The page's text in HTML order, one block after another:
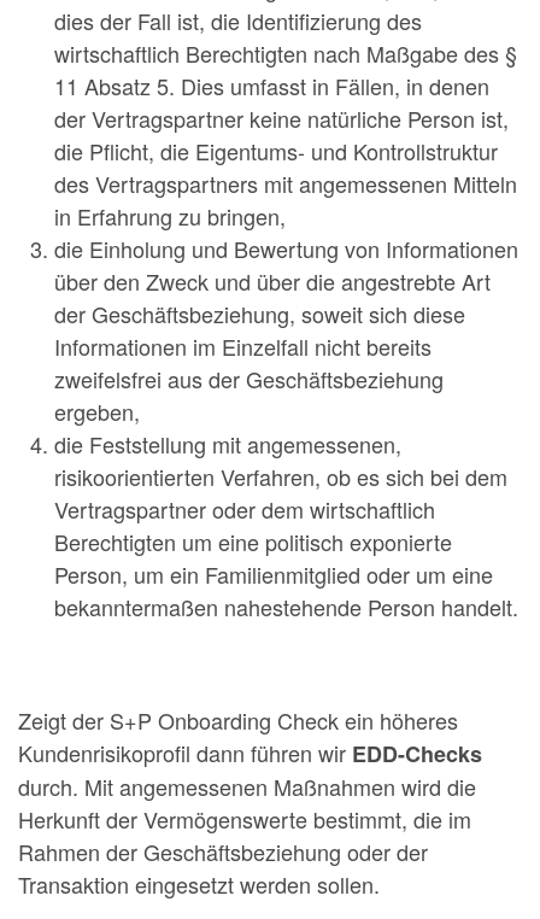
dies der Fall ist, die Identifizierung des
wirtschaftlich Berechtigten nach Maßgabe des §
11 Absatz 5. Dies umfasst in Fällen, in denen
der Vertragspartner keine natürliche Person ist,
die Pflicht, die Eigentums- und Kontrollstruktur
des Vertragspartners mit angemessenen Mitteln
in Erfahrung zu bringen,
die Einholung und Bewertung von Informationen
über den Zweck und über die angestrebte Art
der Geschäftsbeziehung, soweit sich diese
Informationen im Einzelfall nicht bereits
zweifelsfrei aus der Geschäftsbeziehung
ergeben,
die Feststellung mit angemessenen,
risikoorientierten Verfahren, ob es sich bei dem
Vertragspartner oder dem wirtschaftlich
Berechtigten um eine politisch exponierte
Person, um ein Familienmitglied oder um eine
bekanntermaßen nahestehende Person handelt.
Zeigt der S+P Onboarding Check ein höheres
Kundenrisikoprofil dann führen wir EDD-Checks
durch. Mit angemessenen Maßnahmen wird die
Herkunft der Vermögenswerte bestimmt, die im
Rahmen der Geschäftsbeziehung oder der
Transaktion eingesetzt werden sollen.